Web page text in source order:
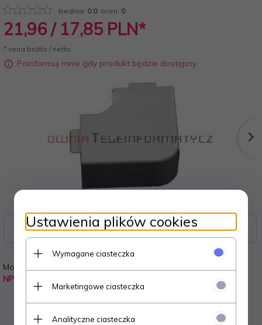
średnia: 0.0ocen: 0
21,96 / 17,85 PLN*
* cena brutto / netto
Poinformuj mnie gdy produkt będzie dostępny
Zasoby dotyczące bezpieczeństwa i produktów
Model:
NP 150X60 BI
Ustawienia plików cookies
Wymagane ciasteczka
Marketingowe ciasteczka
Analityczne ciasteczka